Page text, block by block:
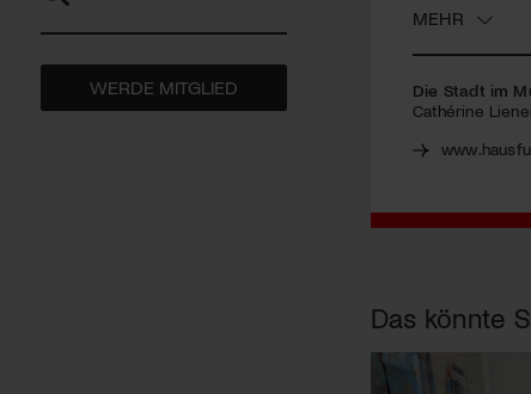
WERDE MITGLIED
MEHR
Die Stadt im
Cathérine
Das könnte